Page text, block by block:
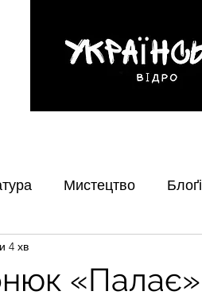
Мистецтво
«Палає»
4 хв